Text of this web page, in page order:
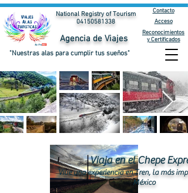
Agencia de Viajes
"Nuestras alas para cumplir tus sueños"
National Registry of Tourism
04150581338
Contacto
Acceso
Reconocimientos
y Certificados
Viaja en el Chepe
Vive una experiencia en Tren, la más
México